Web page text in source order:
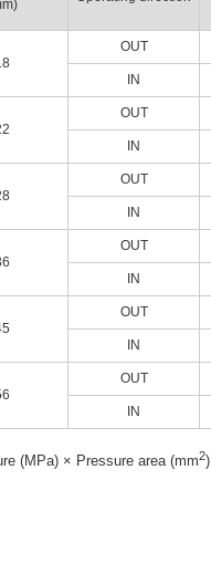
OUT
IN
OUT
IN
OUT
IN
OUT
IN
OUT
IN
OUT
IN
(MPa) × Pressure area (mm2)